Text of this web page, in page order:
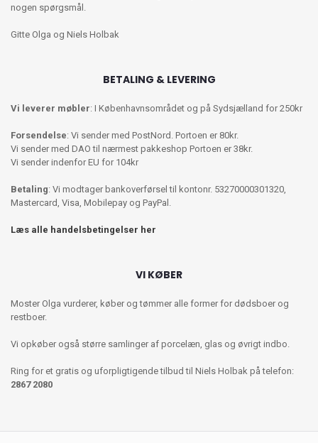
nogen spørgsmål.
Gitte Olga og Niels Holbak
BETALING & LEVERING
Vi leverer møbler: I Københavnsområdet og på Sydsjælland for 250kr
Forsendelse: Vi sender med PostNord. Portoen er 80kr.
Vi sender med DAO til nærmest pakkeshop Portoen er 38kr.
Vi sender indenfor EU for 104kr
Betaling: Vi modtager bankoverførsel til kontonr. 53270000301320,
Mastercard, Visa, Mobilepay og PayPal.
Læs alle handelsbetingelser her
VI KØBER
Moster Olga vurderer, køber og tømmer alle former for dødsboer og
restboer.
Vi opkøber også større samlinger af porcelæn, glas og øvrigt indbo.
Ring for et gratis og uforpligtigende tilbud til Niels Holbak på telefon:
2867 2080